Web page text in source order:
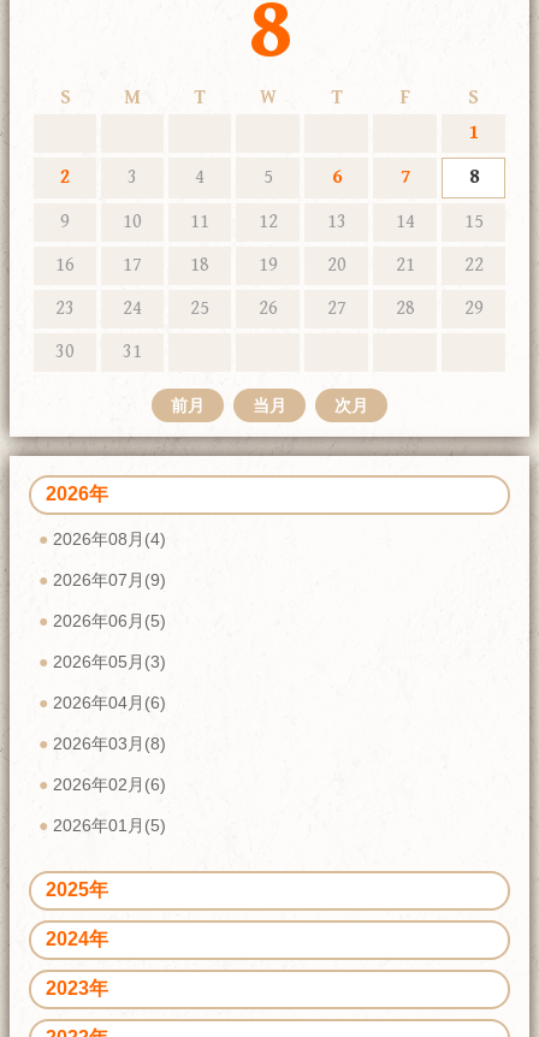
8
S M T W T F
S
1
2
3 4 5 6 7
8
9
10 11 12 13 14
15
16
17 18 19 20 21
22
23
24 25 26 27 28
29
30
31
前月 当月 次月
2026年
2026年08月(4)
2026年07月(9)
2026年06月(5)
2026年05月(3)
2026年04月(6)
2026年03月(8)
2026年02月(6)
2026年01月(5)
2025年
2024年
2023年